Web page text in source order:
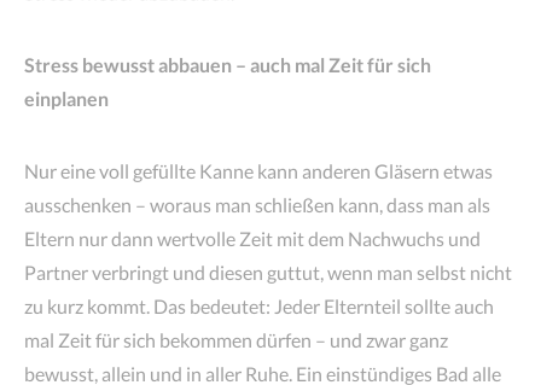
Stress bewusst abbauen – auch mal Zeit für sich
einplanen
Nur eine voll gefüllte Kanne kann anderen Gläsern etwas
ausschenken – woraus man schließen kann, dass man als
Eltern nur dann wertvolle Zeit mit dem Nachwuchs und
Partner verbringt und diesen guttut, wenn man selbst nicht
zu kurz kommt. Das bedeutet: Jeder Elternteil sollte auch
mal Zeit für sich bekommen dürfen – und zwar ganz
bewusst, allein und in aller Ruhe. Ein einstündiges Bad alle